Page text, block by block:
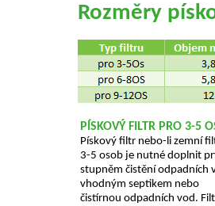
Roz­mě­ry
PÍSKOVÝ FILTR PRO 3-5
Pískový filtr nebo-li zemní
3-5 osob je nutné doplnit
stupněm čistění odpadních
vhodným septikem nebo
čistírnou odpadních vod.